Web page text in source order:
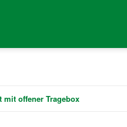
mit offener Tragebox